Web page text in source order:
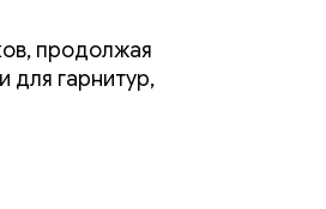
продолжая
для гарнитур,